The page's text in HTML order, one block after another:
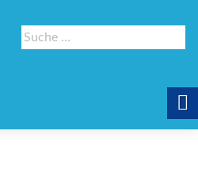
Suche
nach:
NAVIGATION